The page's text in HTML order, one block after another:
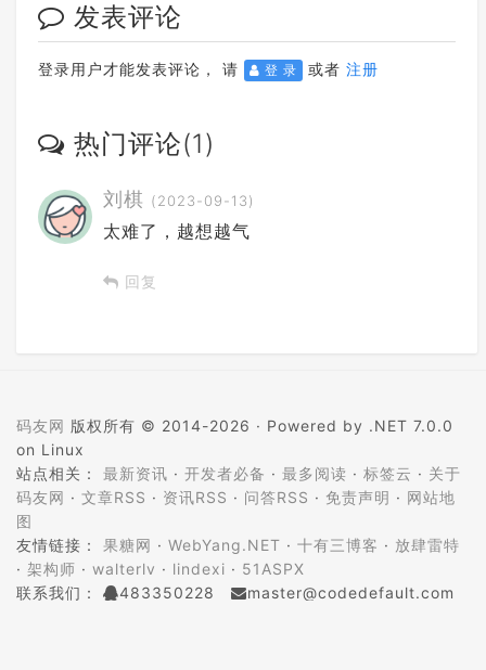
发表评论
登录用户才能发表评论， 请 登 录 或者 注册
热门评论(1)
刘棋 (2023-09-13)
太难了，越想越气
回复
码友网 版权所有 © 2014-2026 · Powered by .NET 7.0.0
on Linux
站点相关： 最新资讯 · 开发者必备 · 最多阅读 · 标签云 · 关于
码友网 · 文章RSS · 资讯RSS · 问答RSS · 免责声明 · 网站地
图
友情链接： 果糖网 · WebYang.NET · 十有三博客 · 放肆雷特
· 架构师 · walterlv · lindexi · 51ASPX
联系我们：
483350228
master@codedefault.com